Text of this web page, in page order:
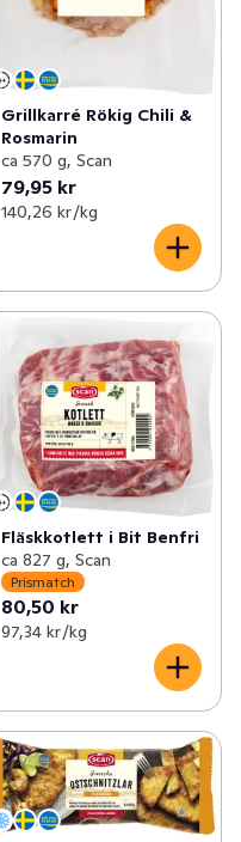
Grillkarré Rökig Chili &
Rosmarin
ca 570 g, Scan
79,95 kr
140,26 kr /kg
Fläskkotlett i Bit Benfri
ca 827 g, Scan
Prismatch
80,50 kr
97,34 kr /kg